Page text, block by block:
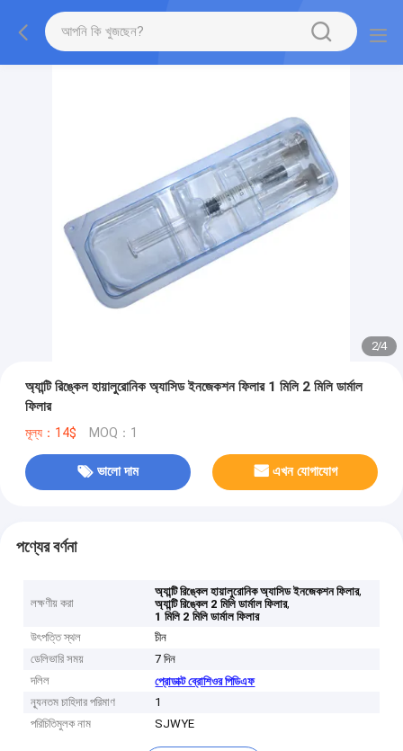
2/4
অ্যান্টি রিঙ্কেল হায়ালুরোনিক অ্যাসিড ইনজেকশন ফিলার 1 মিলি 2 মিলি ডার্মাল
ফিলার
মূল্য：14$ MOQ：1
ভালো দাম এখন যোগাযোগ
পণ্যের বর্ণনা
লক্ষণীয় করা
অ্যান্টি রিঙ্কেল হায়ালুরোনিক অ্যাসিড ইনজেকশন ফিলার,
অ্যান্টি রিঙ্কেল 2 মিলি ডার্মাল ফিলার,
1 মিলি 2 মিলি ডার্মাল ফিলার
উৎপত্তি স্থল
চীন
ডেলিভারি সময়
7 দিন
দলিল
প্রোডাক্ট ব্রোশিওর পিডিএফ
ন্যূনতম চাহিদার পরিমাণ
1
পরিচিতিমুলক নাম
SJWYE